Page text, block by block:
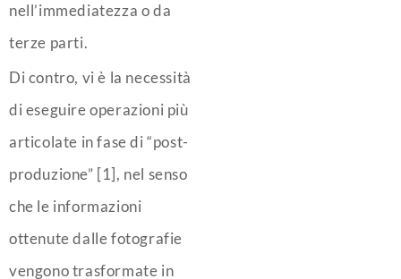
nell’immediatezza o da
terze parti.
Di contro, vi è la necessità
di eseguire operazioni più
articolate in fase di “post-
produzione” [1], nel senso
che le informazioni
ottenute dalle fotografie
vengono trasformate in